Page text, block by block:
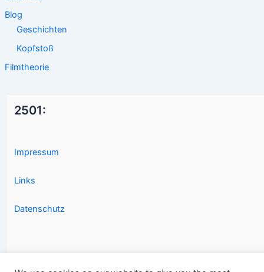
Blog
Geschichten
Kopfstoß
Filmtheorie
2501:
Impressum
Links
Datenschutz